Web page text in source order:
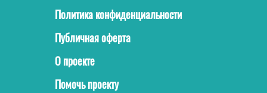
Политика конфиденциальности
Публичная оферта
О проекте
Помочь проекту